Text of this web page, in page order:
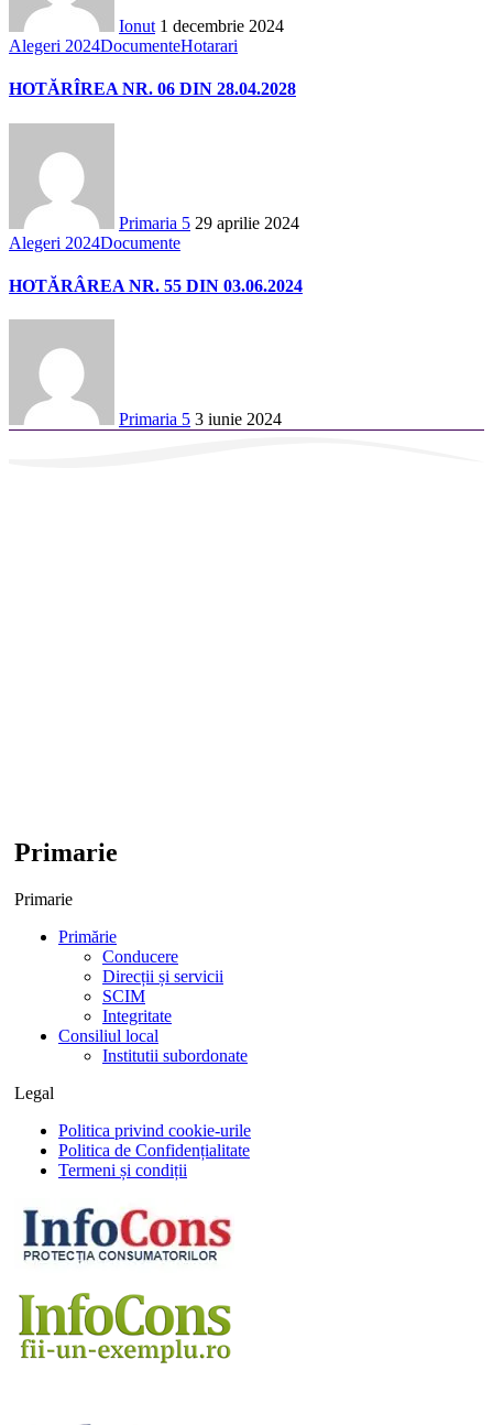
Ionut 1 decembrie 2024
Alegeri 2024DocumenteHotarari
HOTĂRÎREA NR. 06 DIN 28.04.2028
Primaria 5 29 aprilie 2024
Alegeri 2024Documente
HOTĂRÂREA NR. 55 DIN 03.06.2024
Primaria 5 3 iunie 2024
Primarie
Primarie
Primărie
Conducere
Direcții și servicii
SCIM
Integritate
Consiliul local
Institutii subordonate
Legal
Politica privind cookie-urile
Politica de Confidențialitate
Termeni și condiții